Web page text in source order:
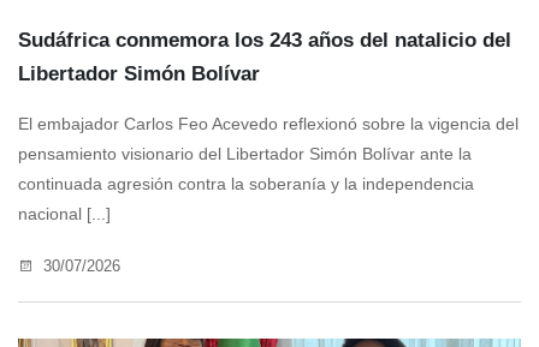
Sudáfrica conmemora los 243 años del natalicio del
Libertador Simón Bolívar
El embajador Carlos Feo Acevedo reflexionó sobre la vigencia del
pensamiento visionario del Libertador Simón Bolívar ante la
continuada agresión contra la soberanía y la independencia
nacional [...]
30/07/2026